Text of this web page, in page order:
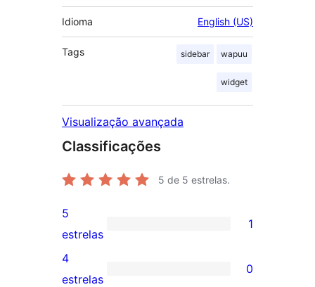
Idioma English (US)
Tags sidebar wapuu
widget
Visualização avançada
Classificações
5 de 5 estrelas.
1
avaliação
com
5
estrelas
1
0
4
estrelas
0